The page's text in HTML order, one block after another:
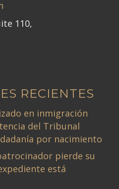
110,
RECIENTES
en inmigración
del Tribunal
por nacimiento
pierde su
está